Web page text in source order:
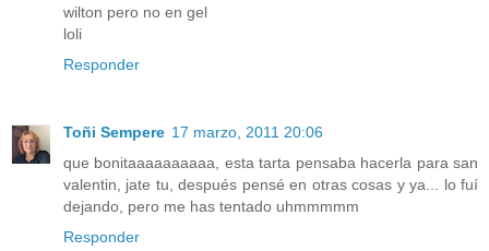
wilton pero no en gel
loli
Responder
Toñi Sempere 17 marzo, 2011 20:06
que bonitaaaaaaaaaa, esta tarta pensaba hacerla para san
valentin, jate tu, después pensé en otras cosas y ya... lo fuí
dejando, pero me has tentado uhmmmmm
Responder